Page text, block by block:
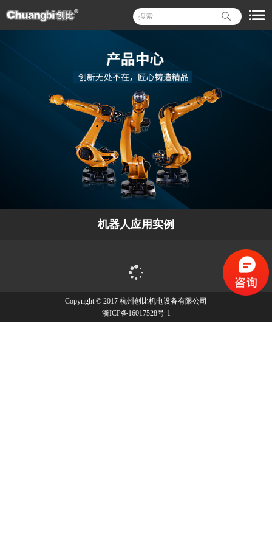
机器人应用实例
Copyright © 2017 杭州创比机电设备有限公司
浙ICP备16017528号-1